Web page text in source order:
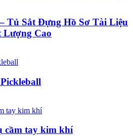
Tủ Sắt Đựng Hồ Sơ Tài Liệu
Lượng Cao
cầm tay kim khí